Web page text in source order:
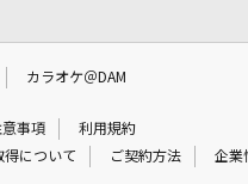
カラオケ＠DAM
事項
利用規約
得について ご契約方法 企業